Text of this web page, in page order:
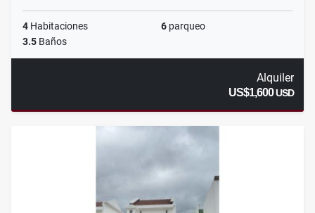
4 Habitaciones 6 parqueo
3.5 Baños
Alquiler
US$1,600USD